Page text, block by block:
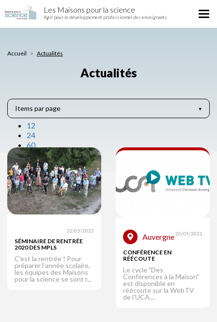
Actualités
au
Les Maisons pour la science
Agir pour le développement professionnel des enseignants
Accueil Actualités
Actualités
Items par page
12
24
60
22/05/2022
SÉMINAIRE DE RENTRÉE
2020 DES MPLS
C'est la rentrée ! Pour
préparer l’année scolaire,
les équipes des Maisons
pour la science se sont r...
Auvergne20/05/2022
CONFÉRENCE EN
RÉÉCOUTE
Le cycle "Des
Conférences à la Maison"
est disponible en
réécoute sur la WebTV
de l'UCA....